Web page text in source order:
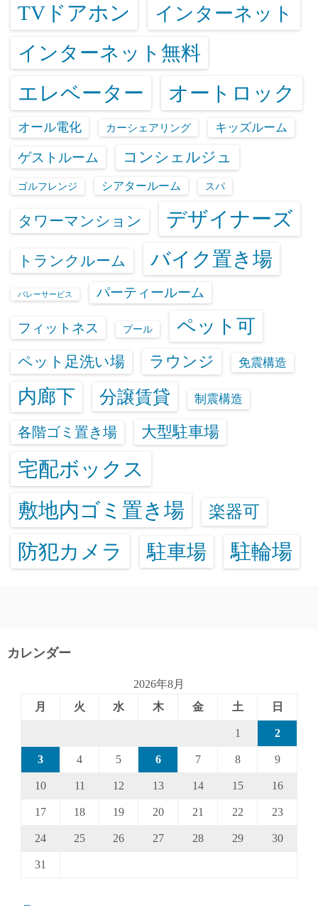
TVドアホン インターネット
インターネット無料
エレベーター オートロック
オール電化 カーシェアリング キッズルーム
ゲストルーム コンシェルジュ
ゴルフレンジ シアタールーム スパ
タワーマンション デザイナーズ
トランクルーム バイク置き場
バレーサービス パーティールーム
フィットネス プール ペット可
ペット足洗い場 ラウンジ 免震構造
内廊下 分譲賃貸 制震構造
各階ゴミ置き場 大型駐車場
宅配ボックス
敷地内ゴミ置き場
楽器可
防犯カメラ 駐車場 駐輪場
カレンダー
2026年8月
月
火 水 木 金 土 日
1 2
3 4 5 6 7 8 9
10 11 12 13 14 15 16
17 18 19 20 21 22 23
24 25 26 27 28 29 30
31